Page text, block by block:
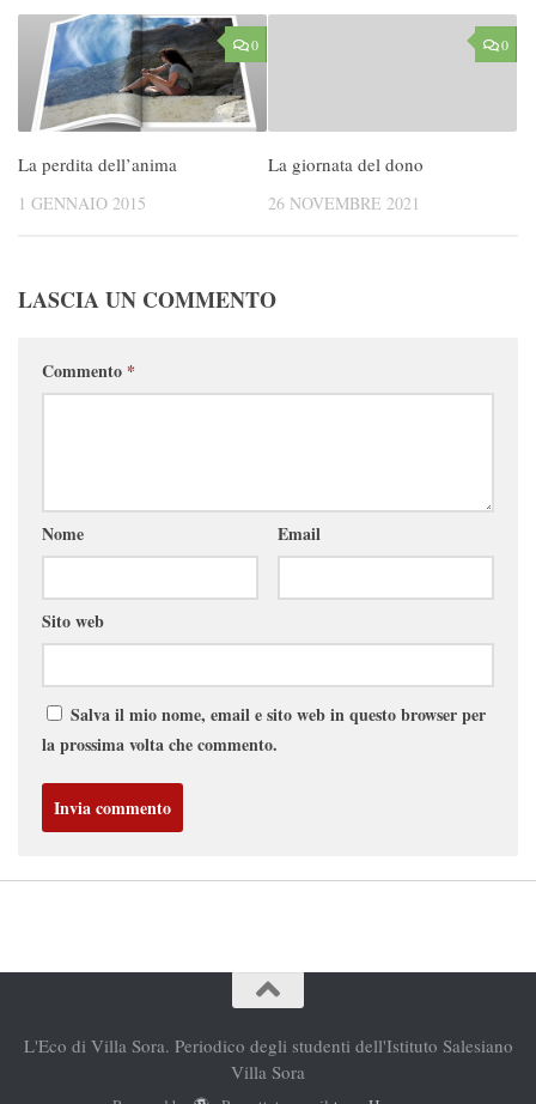
0
La perdita dell’anima
1 GENNAIO 2015
0
La giornata del dono
26 NOVEMBRE 2021
LASCIA UN COMMENTO
Commento *
Nome Email
Sito web
Salva il mio nome, email e sito web in questo browser per
la prossima volta che commento.
L'Eco di Villa Sora. Periodico degli studenti dell'Istituto Salesiano
Villa Sora